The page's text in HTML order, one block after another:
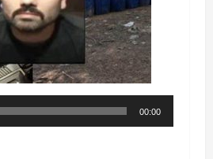
00:00